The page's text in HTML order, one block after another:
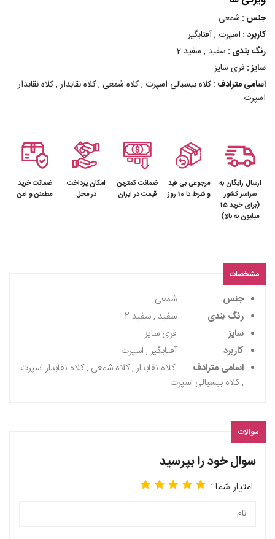
جنس : شمعی
کاربرد : اسپرت , آفتابگیر
رنگ بندی : سفید , سفید 2
سایز : فری سایز
اسامی مترادف :کلاه بیسبالی اسپرت , کلاه شمعی , کلاه نقابدار , کلاه نقابدار
اسپرت
ارسال رایگان به
سراسر کشور
(برای خرید 15
میلیون به بالا)
مرجوعی بی قید
و شرط تا 10 روز
ضمانت کمترین
قیمت در ایران
امکان پرداخت
در محل
ضمانت خرید
مطمئن و امن
مشخصات
جنس
شمعی
رنگ بندی
سفید , سفید 2
سایز
فری سایز
کاربرد
آفتابگیر , اسپرت
اسامی مترادف
کلاه نقابدار , کلاه شمعی , کلاه نقابدار اسپرت
, کلاه بیسبالی اسپرت
سوالات
سوال خود را بپرسید
امتیار شما :